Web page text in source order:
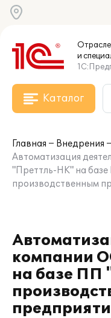
и
Каталог
Главная
Внедрения
Автоматизация
"Преттль-НК" на
производственным
компании
на базе ПП